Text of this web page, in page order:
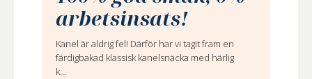
arbetsinsats!
Kanel är aldrig fel! Därför har vi tagit fram en
färdigbakad klassisk kanelsnäcka med härlig
k...